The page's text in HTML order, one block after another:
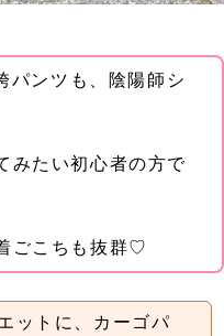
パンツも、陰陽師シ
みたい初心者の方で
ごこちも抜群♡
ットに、カーゴパ